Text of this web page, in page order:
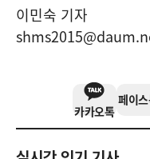
이민숙 기자
카카오톡
페이